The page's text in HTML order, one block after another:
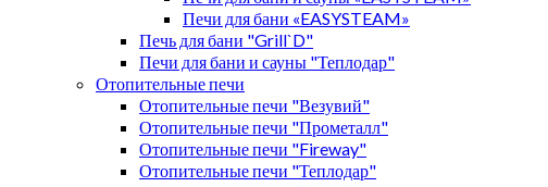
Печи для бани «EASYSTEAM»
Печь для бани "Grill`D"
Печи для бани и сауны "Теплодар"
Отопительные печи
Отопительные печи "Везувий"
Отопительные печи "Прометалл"
Отопительные печи "Fireway"
Отопительные печи "Теплодар"